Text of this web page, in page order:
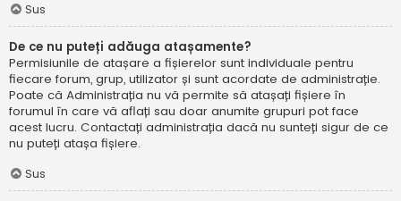
Sus
De ce nu puteți adăuga atașamente?
Permisiunile de atașare a fișierelor sunt individuale pentru
fiecare forum, grup, utilizator și sunt acordate de administrație.
Poate că Administrația nu vă permite să atașați fișiere în
forumul în care vă aflați sau doar anumite grupuri pot face
acest lucru. Contactați administrația dacă nu sunteți sigur de ce
nu puteți atașa fișiere.
Sus